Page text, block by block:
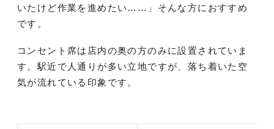
いたけど作業を進めたい……」そんな方におすすめ
です。
コンセント席は店内の奥の方のみに設置されていま
す。駅近で人通りが多い立地ですが、落ち着いた空
気が流れている印象です。